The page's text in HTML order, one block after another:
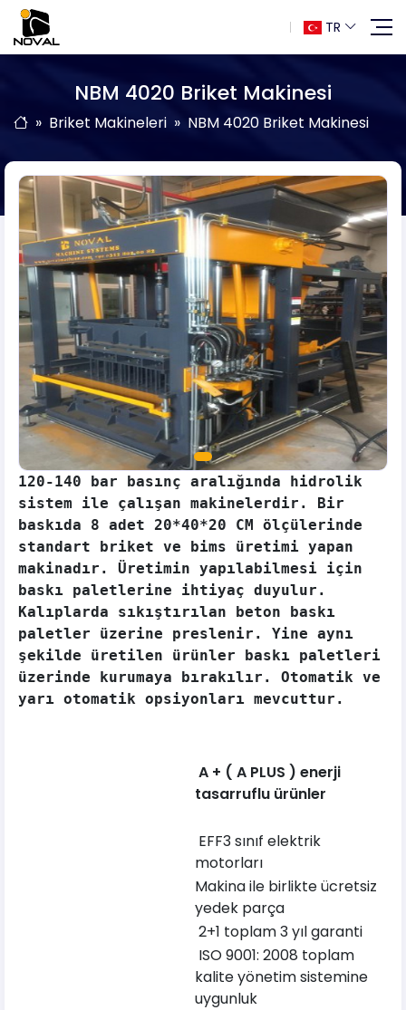
TR
NBM 4020 Briket Makinesi
Briket Makineleri NBM 4020 Briket Makinesi
120-140 bar basınç aralığında hidrolik
sistem ile çalışan makinelerdir. Bir
baskıda 8 adet 20*40*20 CM ölçülerinde
standart briket ve bims üretimi yapan
makinadır. Üretimin yapılabilmesi için
baskı paletlerine ihtiyaç duyulur.
Kalıplarda sıkıştırılan beton baskı
paletler üzerine preslenir. Yine aynı
şekilde üretilen ürünler baskı paletleri
üzerinde kurumaya bırakılır. Otomatik ve
yarı otomatik opsiyonları mevcuttur.
A + ( A PLUS ) enerji
tasarruflu ürünler
EFF3 sınıf elektrik
motorları
Makina ile birlikte ücretsiz
yedek parça
2+1 toplam 3 yıl garanti
ISO 9001: 2008 toplam
kalite yönetim sistemine
uygunluk